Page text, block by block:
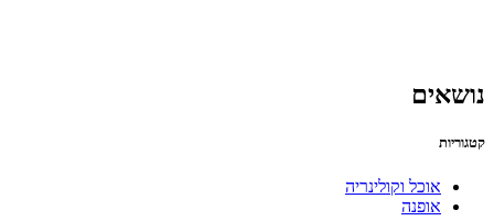
נושאים
קטגוריות
אוכל וקולינריה
אופנה